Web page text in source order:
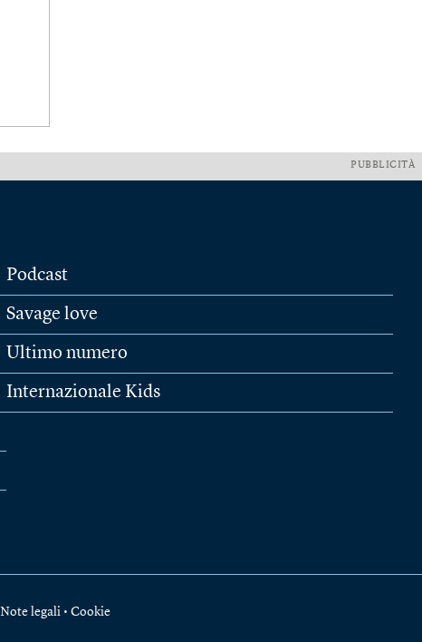
PUBBLICITÀ
Podcast
Savage love
Ultimo numero
Internazionale Kids
Note legali • Cookie